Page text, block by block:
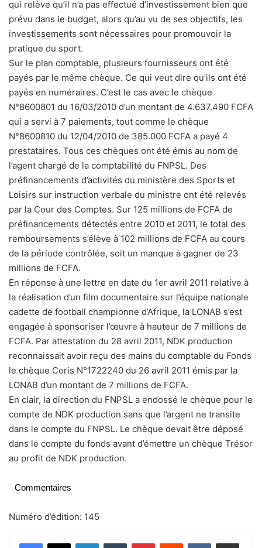
qui relève qu’il n’a pas effectué d’investissement bien que
prévu dans le budget, alors qu’au vu de ses objectifs, les
investissements sont nécessaires pour promouvoir la
pratique du sport.
Sur le plan comptable, plusieurs fournisseurs ont été
payés par le même chèque. Ce qui veut dire qu’ils ont été
payés en numéraires. C’est le cas avec le chèque
N°8600801 du 16/03/2010 d’un montant de 4.637.490 FCFA
qui a servi à 7 paiements, tout comme le chèque
N°8600810 du 12/04/2010 de 385.000 FCFA a payé 4
prestataires. Tous ces chèques ont été émis au nom de
l’agent chargé de la comptabilité du FNPSL. Des
préfinancements d’activités du ministère des Sports et
Loisirs sur instruction verbale du ministre ont été relevés
par la Cour des Comptes. Sur 125 millions de FCFA de
préfinancements détectés entre 2010 et 2011, le total des
remboursements s’élève à 102 millions de FCFA au cours
de la période contrôlée, soit un manque à gagner de 23
millions de FCFA.
En réponse à une lettre en date du 1er avril 2011 relative à
la réalisation d’un film documentaire sur l’équipe nationale
cadette de football championne d’Afrique, la LONAB s’est
engagée à sponsoriser l’œuvre à hauteur de 7 millions de
FCFA. Par attestation du 28 avril 2011, NDK production
reconnaissait avoir reçu des mains du comptable du Fonds
le chèque Coris N°1722240 du 26 avril 2011 émis par la
LONAB d’un montant de 7 millions de FCFA.
En clair, la direction du FNPSL a endossé le chèque pour le
compte de NDK production sans que l’argent ne transite
dans le compte du FNPSL. Le chèque devait être déposé
dans le compte du fonds avant d’émettre un chèque Trésor
au profit de NDK production.
Commentaires
Numéro d’édition: 145